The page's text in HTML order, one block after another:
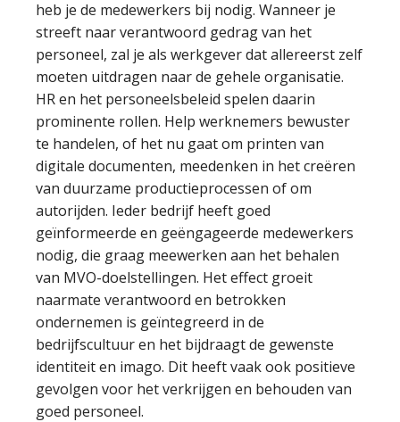
heb je de medewerkers bij nodig. Wanneer je
streeft naar verantwoord gedrag van het
personeel, zal je als werkgever dat allereerst zelf
moeten uitdragen naar de gehele organisatie.
HR en het personeelsbeleid spelen daarin
prominente rollen. Help werknemers bewuster
te handelen, of het nu gaat om printen van
digitale documenten, meedenken in het creëren
van duurzame productieprocessen of om
autorijden. Ieder bedrijf heeft goed
geïnformeerde en geëngageerde medewerkers
nodig, die graag meewerken aan het behalen
van MVO-doelstellingen. Het effect groeit
naarmate verantwoord en betrokken
ondernemen is geïntegreerd in de
bedrijfscultuur en het bijdraagt de gewenste
identiteit en imago. Dit heeft vaak ook positieve
gevolgen voor het verkrijgen en behouden van
goed personeel.